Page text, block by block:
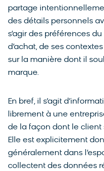
partage
des détails personnels
s’agir des préférences
d’achat, de ses
sur la manière dont il
marque.
En bref, il s’agit
librement à une
de la façon dont le client
Elle est explicitement
généralement dans
collectent des données